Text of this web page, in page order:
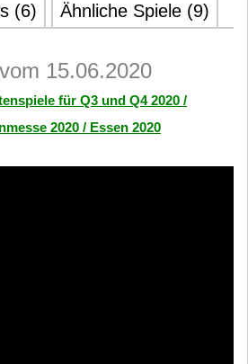
(6) Ähnliche Spiele (9)
15.06.2020
für Q3 und Q4 2020 /
2020 / Essen 2020